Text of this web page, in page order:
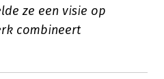
ze een visie op
combineert